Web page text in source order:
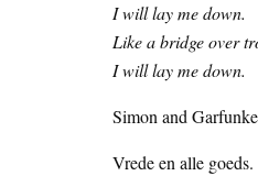
I will lay me down.
Like a bridge over
I will lay me down.
Simon and
Vrede en alle goeds.